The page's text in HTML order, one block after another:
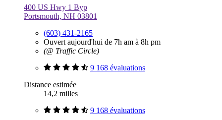
400 US Hwy 1 Byp
Portsmouth, NH 03801
(603) 431-2165
Ouvert aujourd'hui de 7h am à 8h pm
(@ Traffic Circle)
9 168 évaluations
Distance estimée
14,2 milles
9 168 évaluations